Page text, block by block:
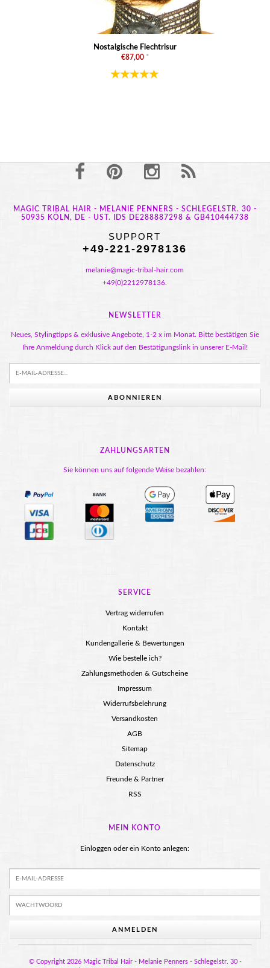
Nostalgische Flechtrisur
€87,00 *
MAGIC TRIBAL HAIR - MELANIE PENNERS - SCHLEGELSTR. 30 -
50935 KÖLN, DE - UST. IDS DE288887298 & GB410444738
SUPPORT
+49-221-2978136
melanie@magic-tribal-hair.com
+49(0)2212978136.
NEWSLETTER
Neues, Stylingtipps & exklusive Angebote, 1-2 x im Monat. Bitte bestätigen Sie
Ihre Anmeldung durch Klick auf den Bestätigungslink in unserer E-Mail!
ABONNIEREN
ZAHLUNGSARTEN
Sie können uns auf folgende Weise bezahlen:
SERVICE
Vertrag widerrufen
Kontakt
Kundengallerie & Bewertungen
Wie bestelle ich?
Zahlungsmethoden & Gutscheine
Impressum
Widerrufsbelehrung
Versandkosten
AGB
Sitemap
Datenschutz
Freunde & Partner
RSS
MEIN KONTO
Einloggen oder ein Konto anlegen:
ANMELDEN
© Copyright 2026 Magic Tribal Hair - Melanie Penners - Schlegelstr. 30 -